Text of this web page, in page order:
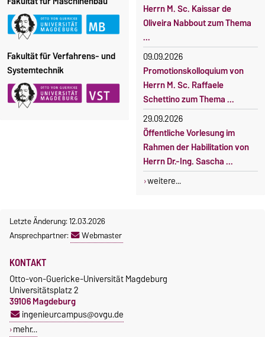
Fakultät für Verfahrens- und
Systemtechnik
Herrn M. Sc. Kaissar de
Oliveira Nabbout zum Thema
...
09.09.2026
Promotionskolloquium von
Herrn M. Sc. Raffaele
Schettino zum Thema ...
29.09.2026
Öffentliche Vorlesung im
Rahmen der Habilitation von
Herrn Dr.-Ing. Sascha ...
weitere...
Letzte Änderung: 12.03.2026
Ansprechpartner:
Webmaster
KONTAKT
Otto-von-Guericke-Universität Magdeburg
Universitätsplatz 2
39106 Magdeburg
ingenieurcampus@ovgu.de
mehr…